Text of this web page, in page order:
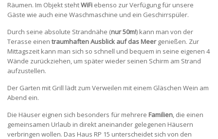
Räumen. Im Objekt stehtWiFi ebenso zur Verfügung für unsere
Gäste wie auch eine Waschmaschine und ein Geschirrspüler.
Durch seine absolute Strandnähe (nur 50m!) kann man von der
Terasse einen traumhaften Ausblick auf das Meergenießen. Zur
Mittagszeit kann man sich so schnell und bequem in seine eigenen 4
Wände zurückziehen, um später wieder seinen Schirm am Strand
aufzustellen.
Der Garten mit Grill lädt zum Verweilen mit einem Gläschen Wein am
Abend ein.
Die Häuser eignen sich besonders für mehrere Familien, die einen
gemeinsamen Urlaub in direkt aneinander gelegenen Häusern
verbringen wollen. Das Haus RP 15 unterscheidet sich von den